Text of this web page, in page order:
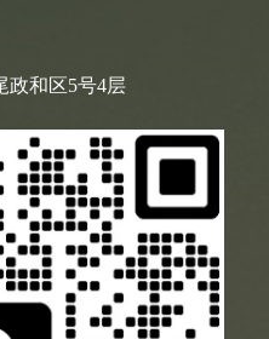
政和区5号4层